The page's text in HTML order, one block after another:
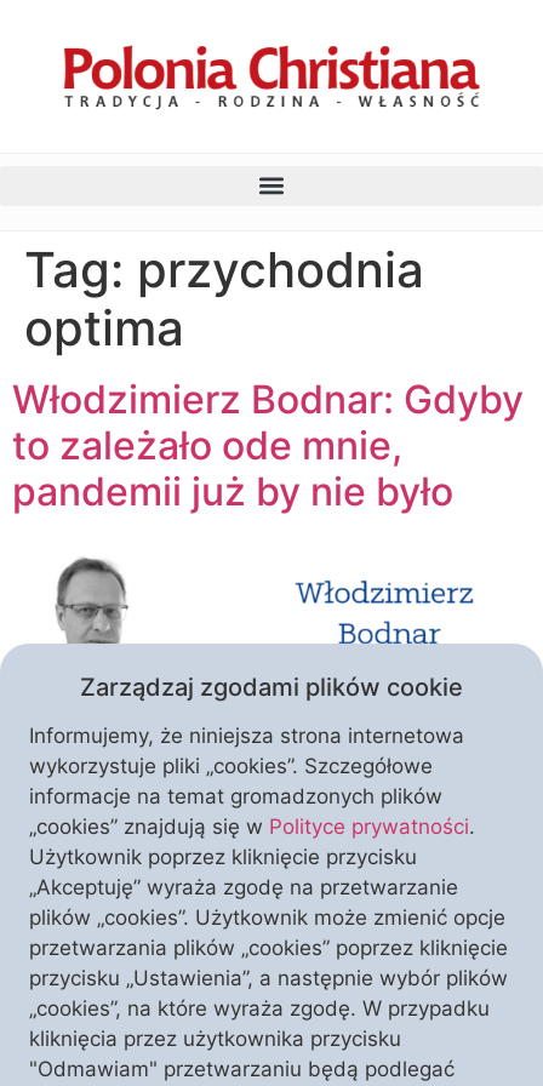
Tag: przychodnia
optima
Włodzimierz Bodnar: Gdyby
to zależało ode mnie,
pandemii już by nie było
Leczenie objawowe COVID-19 to wielki błąd, który
wynika z rządowej strategii walki z pandemią.
Wskutek tych założeń nie zwalczamy samej choroby,
bo koncentrujemy się na skutkach, a nie na
przyczynie. Tymczasem trzy etapy prawidłowej
kuracji – zahamowanie wirusa, pobudzenie
odporności i zwalczenie powikłań – gwarantują
szybkie, prawie zawsze skuteczne pokonanie
choroby. I na lokalną skalę […]
Zarządzaj zgodami plików cookie
Informujemy, że niniejsza strona internetowa
wykorzystuje pliki „cookies”. Szczegółowe
informacje na temat gromadzonych plików
„cookies” znajdują się w Polityce prywatności.
Użytkownik poprzez kliknięcie przycisku
„Akceptuję” wyraża zgodę na przetwarzanie
plików „cookies”. Użytkownik może zmienić opcje
przetwarzania plików „cookies” poprzez kliknięcie
przycisku „Ustawienia”, a następnie wybór plików
„cookies”, na które wyraża zgodę. W przypadku
kliknięcia przez użytkownika przycisku
"Odmawiam" przetwarzaniu będą podlegać